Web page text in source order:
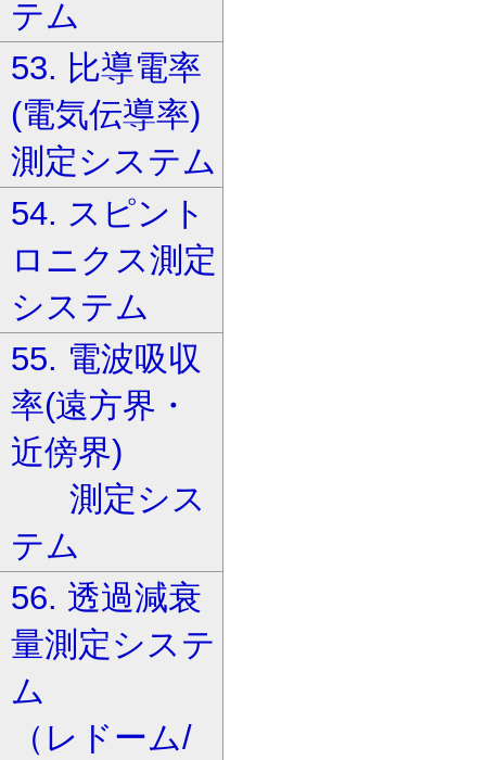
テム
53. 比導電率
(電気伝導率)
測定システム
54. スピント
ロニクス測定
システム
55. 電波吸収
率(遠方界・
近傍界)
測定シス
テム
56. 透過減衰
量測定システ
ム
（レドーム/